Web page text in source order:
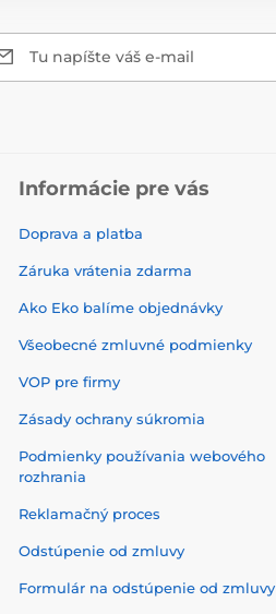
Tu napíšte váš e-mail
Informácie pre vás
Doprava a platba
Záruka vrátenia zdarma
Ako Eko balíme objednávky
Všeobecné zmluvné podmienky
VOP pre firmy
Zásady ochrany súkromia
Podmienky používania webového
rozhrania
Reklamačný proces
Odstúpenie od zmluvy
Formulár na odstúpenie od zmluvy